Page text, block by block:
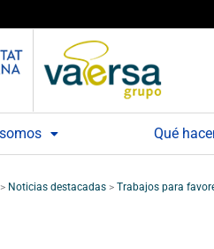
Qué
> Noticias destacadas >Trabajos para